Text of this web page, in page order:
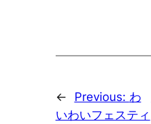
← Previous: わ
いわいフェスティ